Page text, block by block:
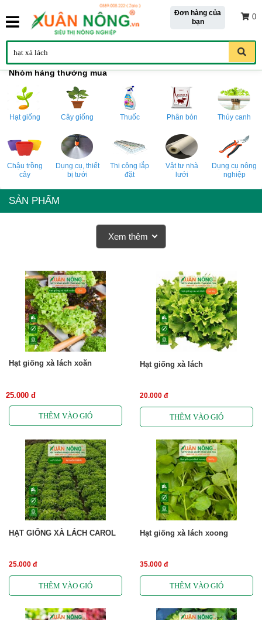
Đơn hàng của
bạn
0
Nhóm hàng thường mua
Hạt giống Cây giống Thuốc Phân bón Thủy canh
Chậu trồng
cây
Dụng cụ, thiết
bị tưới
Thi công lắp
đặt
Vật tư nhà
lưới
Dụng cụ nông
nghiệp
SẢN PHẨM
Xem thêm
Hạt giống xà lách xoăn
25.000 đ
Hạt giống xà lách
20.000 đ
HẠT GIỐNG XÀ LÁCH CAROL
25.000 đ
Hạt giống xà lách xoong
35.000 đ